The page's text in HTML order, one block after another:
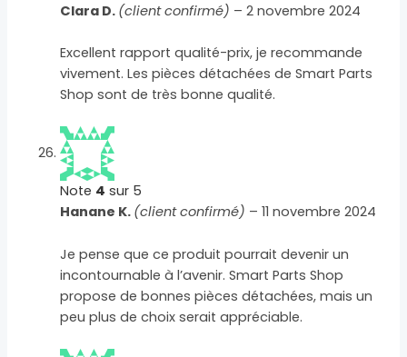
Clara D. (client confirmé) – 2 novembre 2024
Excellent rapport qualité-prix, je recommande
vivement. Les pièces détachées de Smart Parts
Shop sont de très bonne qualité.
Note 4 sur 5
Hanane K. (client confirmé) – 11 novembre 2024
Je pense que ce produit pourrait devenir un
incontournable à l’avenir. Smart Parts Shop
propose de bonnes pièces détachées, mais un
peu plus de choix serait appréciable.